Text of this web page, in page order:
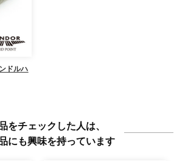
ドルハ
をチェックした人は、
にも興味を持っています